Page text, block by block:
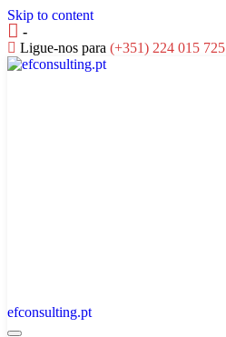
Skip to content
-
Ligue-nos para (+351) 224 015 725
efconsulting.pt